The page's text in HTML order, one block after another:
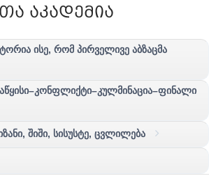
აკადემია
ისე, რომ პირველივე აბზაცმა
შიში, სისუსტე, ცვლილება